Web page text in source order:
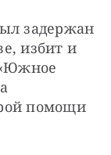
задержан
избит и
помощи